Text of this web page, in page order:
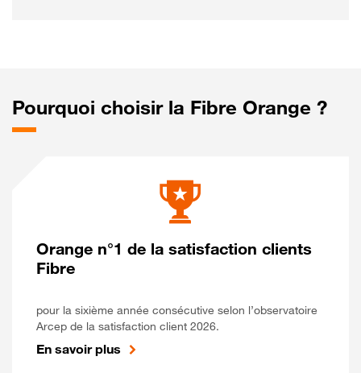
Pourquoi choisir la Fibre Orange ?
Orange n°1 de la satisfaction clients
Fibre
pour la sixième année consécutive selon l’observatoire
Arcep de la satisfaction client 2026.
En savoir plus